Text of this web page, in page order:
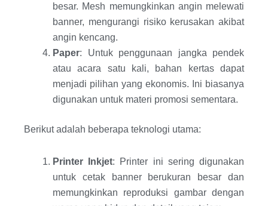
besar. Mesh memungkinkan angin melewati
banner, mengurangi risiko kerusakan akibat
angin kencang.
Paper: Untuk penggunaan jangka pendek
atau acara satu kali, bahan kertas dapat
menjadi pilihan yang ekonomis. Ini biasanya
digunakan untuk materi promosi sementara.
Berikut adalah beberapa teknologi utama:
Printer Inkjet: Printer ini sering digunakan
untuk cetak banner berukuran besar dan
memungkinkan reproduksi gambar dengan